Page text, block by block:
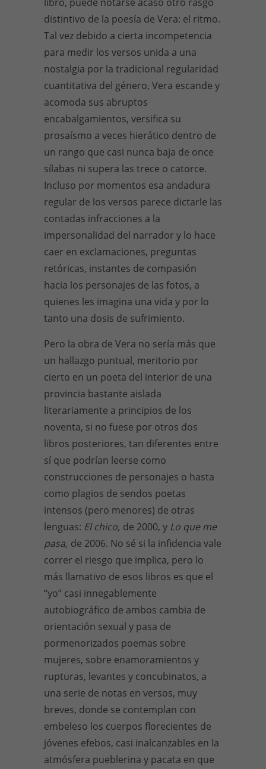
distintivo de la poesía de Vera: el ritmo.
Tal vez debido a cierta incompetencia
para medir los versos unida a una
nostalgia por la tradicional regularidad
cuantitativa del género, Vera escande y
acomoda sus abruptos
encabalgamientos, versifica su
prosaísmo a veces hierático dentro de
un rango que casi nunca baja de once
sílabas ni supera las trece o catorce.
Incluso por momentos esa andadura
regular de los versos parece dictarle las
contadas infracciones a la
impersonalidad del narrador y lo hace
caer en exclamaciones, preguntas
retóricas, instantes de compasión
hacia los personajes de las fotos, a
quienes les imagina una vida y por lo
tanto una dosis de sufrimiento.
Pero la obra de Vera no sería más que
un hallazgo puntual, meritorio por
cierto en un poeta del interior de una
provincia bastante aislada
literariamente a principios de los
noventa, si no fuese por otros dos
libros posteriores, tan diferentes entre
sí que podrían leerse como
construcciones de personajes o hasta
como plagios de sendos poetas
intensos (pero menores) de otras
lenguas: El chico, de 2000, y Lo que me
pasa, de 2006. No sé si la infidencia vale
correr el riesgo que implica, pero lo
más llamativo de esos libros es que el
“yo” casi innegablemente
autobiográfico de ambos cambia de
orientación sexual y pasa de
pormenorizados poemas sobre
mujeres, sobre enamoramientos y
rupturas, levantes y concubinatos, a
una serie de notas en versos, muy
breves, donde se contemplan con
embeleso los cuerpos florecientes de
jóvenes efebos, casi inalcanzables en la
atmósfera pueblerina y pacata en que